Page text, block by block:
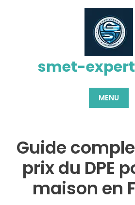
smet-
MENU
Guide
prix du DPE
maison en